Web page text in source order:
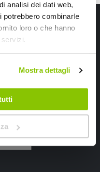
analisi dei dati web,
potrebbero combinarle
loro o che hanno
Mostra dettagli
Speedup
il tuo primo acquisto online!